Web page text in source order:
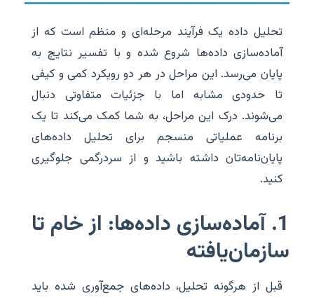
تحلیل داده یک فرآیند مرحله‌ای و منظم است که از
آماده‌سازی داده‌ها شروع شده و با تفسیر نتایج به
پایان می‌رسد. این مراحل در هر دو رویکرد کمی و کیفی
تا حدودی مشابه اما با جزئیات متفاوتی دنبال
می‌شوند. درک این مراحل، به شما کمک می‌کند تا یک
برنامه عملیاتی منسجم برای تحلیل داده‌های
پایان‌نامه‌تان داشته باشید و از سردرگمی جلوگیری
کنید.
1. آماده‌سازی داده‌ها: از خام تا
سازمان‌یافته
قبل از هرگونه تحلیل، داده‌های جمع‌آوری شده باید